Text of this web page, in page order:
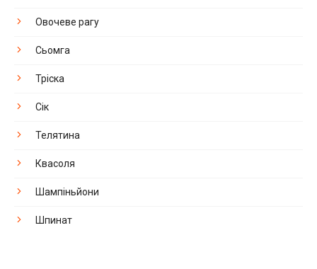
Овочеве рагу
Сьомга
Тріска
Сік
Телятина
Квасоля
Шампіньйони
Шпинат